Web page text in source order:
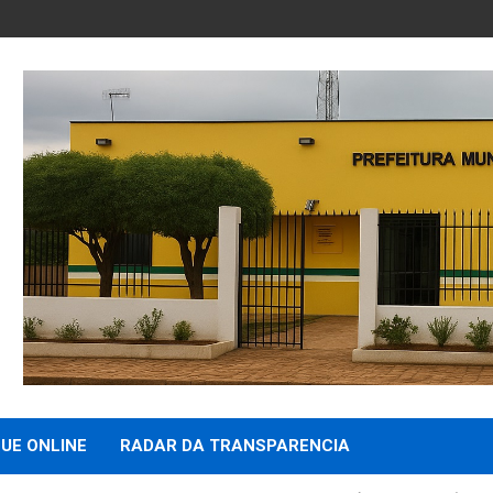
ONLINE RADAR DA TRANSPARENCIA